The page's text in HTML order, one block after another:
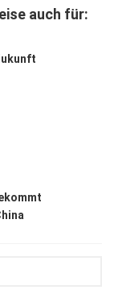
auch für: